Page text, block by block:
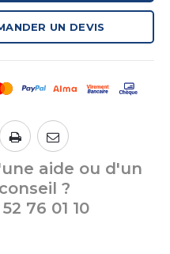
UN DEVIS
aide ou d'un
conseil ?
76 01 10